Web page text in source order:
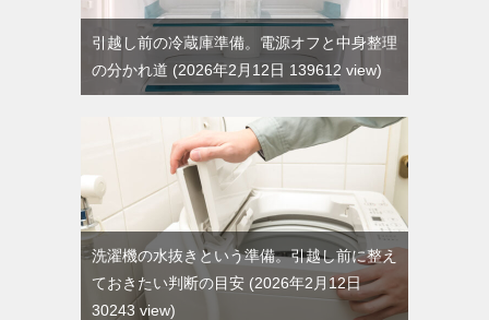
引越し前の冷蔵庫準備。電源オフと中身整理
の分かれ道
2026年2月12日 139612 view
洗濯機の水抜きという準備。引越し前に整え
ておきたい判断の目安
2026年2月12日
30243 view